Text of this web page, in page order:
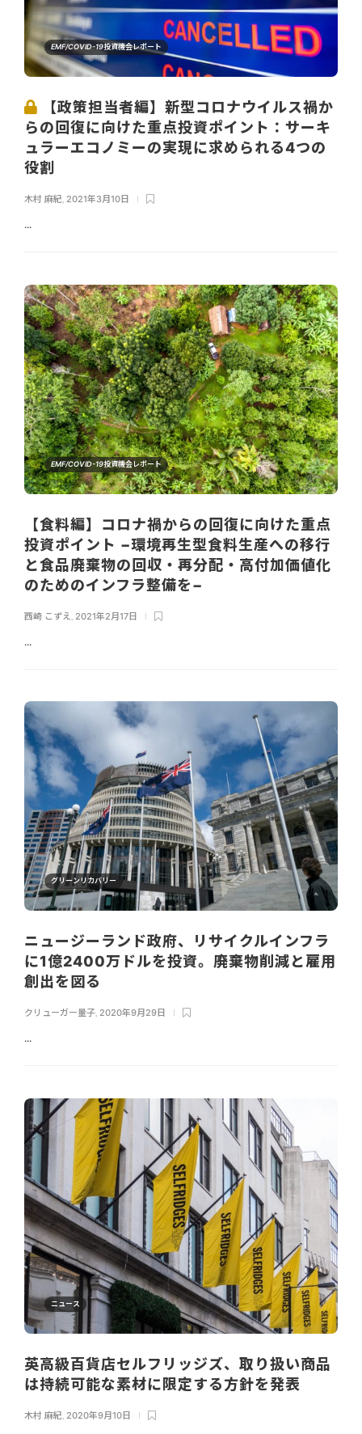
EMF/COVID-19投資機会レポート
【政策担当者編】新型コロナウイルス禍か
らの回復に向けた重点投資ポイント：サーキ
ュラーエコノミーの実現に求められる4つの
役割
木村 麻紀 2021年3月10日
...
EMF/COVID-19投資機会レポート
【食料編】コロナ禍からの回復に向けた重点
投資ポイント −環境再生型食料生産への移行
と食品廃棄物の回収・再分配・高付加価値化
のためのインフラ整備を−
西崎 こずえ 2021年2月17日
...
グリーンリカバリー
ニュージーランド政府、リサイクルインフラ
に1億2400万ドルを投資。廃棄物削減と雇用
創出を図る
クリューガー量子 2020年9月29日
...
ニュース
英高級百貨店セルフリッジズ、取り扱い商品
は持続可能な素材に限定する方針を発表
木村 麻紀, 2020年9月10日